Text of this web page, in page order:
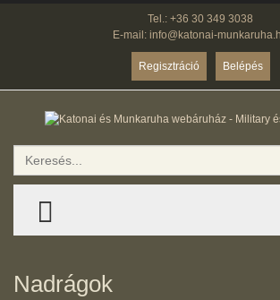
Tel.: +36 30 349 3038
E-mail: info@katonai-
Regisztráció Belépés
TOGGLE MENU
Nadrágok